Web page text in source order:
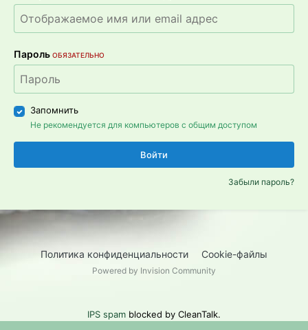
Пароль ОБЯЗАТЕЛЬНО
Запомнить
Не рекомендуется для компьютеров с общим доступом
Войти
Забыли пароль?
Политика конфиденциальности Cookie-файлы
Powered by Invision Community
IPS spam blocked by CleanTalk.